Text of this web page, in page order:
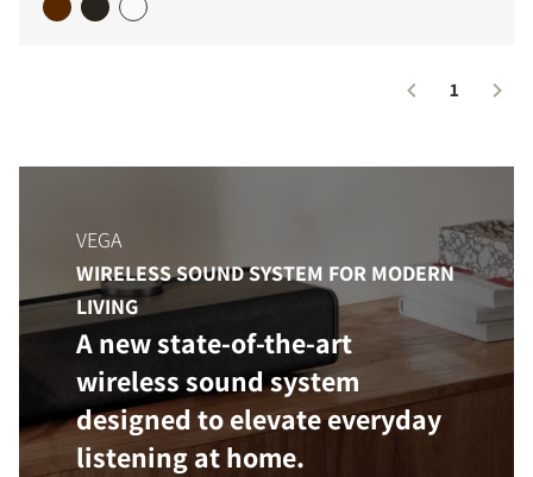
1
COMPARE PRODUCTS
VEGA
WIRELESS SOUND SYSTEM FOR MODERN
LIVING
A new state-of-the-art
wireless sound system
designed to elevate everyday
listening at home.